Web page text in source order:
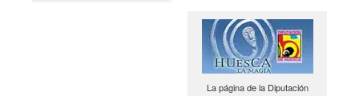
La página de la Diputación